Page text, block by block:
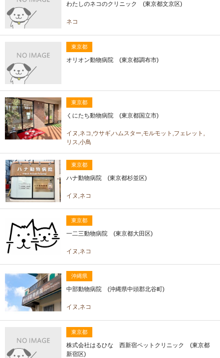
わたしのネコのクリニック (東京都文京区)
ネコ
東京都
オリオン動物病院 (東京都調布市)
東京都
くにたち動物病院 (東京都国立市)
イヌ,ネコ,ウサギ,ハムスター,モルモット,フェレット,
リス,小鳥
東京都
ハナ動物病院 (東京都杉並区)
イヌ,ネコ
東京都
一二三動物病院 (東京都大田区)
イヌ,ネコ
沖縄県
中部動物病院 (沖縄県中頭郡北谷町)
イヌ,ネコ
東京都
株式会社はるひな 西新宿ペットクリニック (東京都
新宿区)